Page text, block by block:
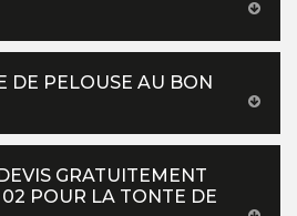
DE PELOUSE AU BON
GRATUITEMENT
POUR LA TONTE DE